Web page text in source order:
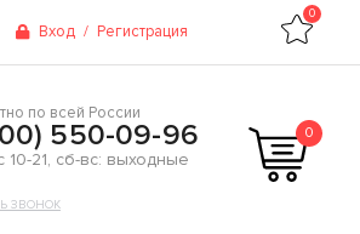
Вход / Регистрация
0
по всей России
550-09-96
10-21, сб-вс: выходные
ЗВОНОК
0